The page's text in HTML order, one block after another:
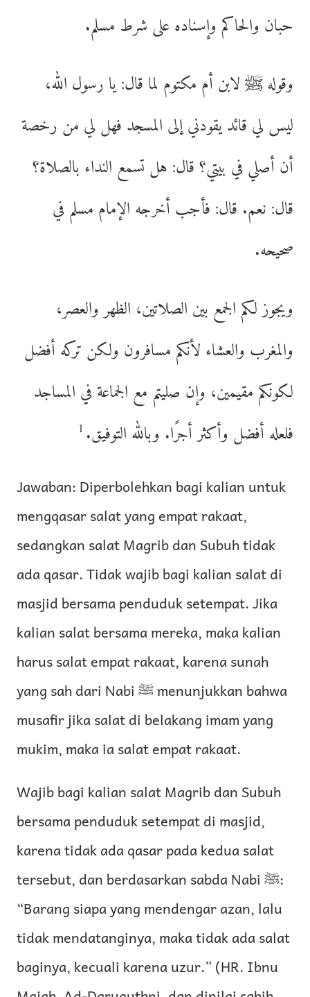
حبان والحاكم وإسناده على شرط مسلم.
وقوله ﷺ لابن أم مكتوم لما قال: يا رسول الله،
ليس لي قائد يقودني إلى المسجد فهل لي من رخصة
أن أصلي في بيتي؟ قال: هل تسمع النداء بالصلاة؟
قال: نعم. قال: فأجب أخرجه الإمام مسلم في
صحيحه.
ويجوز لكم الجمع بين الصلاتين، الظهر والعصر،
والمغرب والعشاء لأنكم مسافرون ولكن تركه أفضل
لكونكم مقيمين، وإن صليتم مع الجماعة في المساجد
فلعله أفضل وأكثر أجرًا. وبالله التوفيق.1
Jawaban: Diperbolehkan bagi kalian untuk
mengqasar salat yang empat rakaat,
sedangkan salat Magrib dan Subuh tidak
ada qasar. Tidak wajib bagi kalian salat di
masjid bersama penduduk setempat. Jika
kalian salat bersama mereka, maka kalian
harus salat empat rakaat, karena sunah
yang sah dari Nabi ﷺ menunjukkan bahwa
musafir jika salat di belakang imam yang
mukim, maka ia salat empat rakaat.
Wajib bagi kalian salat Magrib dan Subuh
bersama penduduk setempat di masjid,
karena tidak ada qasar pada kedua salat
tersebut, dan berdasarkan sabda Nabi ﷺ:
“Barang siapa yang mendengar azan, lalu
tidak mendatanginya, maka tidak ada salat
baginya, kecuali karena uzur.” (HR. Ibnu